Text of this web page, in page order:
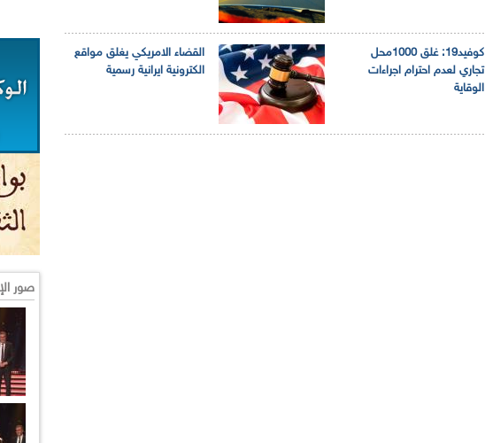
القضاء الامريكي يغلق مواقع
الكترونية ايرانية رسمية
كوفيد19: غلق 1000محل
تجاري لعدم احترام اجراءات
الوقاية
صور